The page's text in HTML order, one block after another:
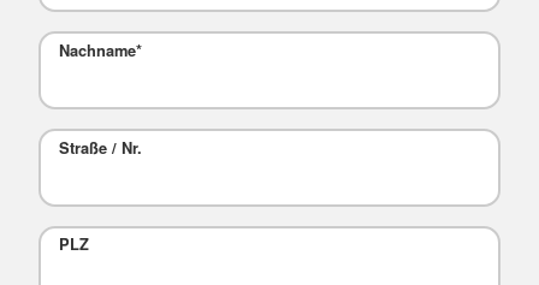
Nachname*
Straße / Nr.
PLZ